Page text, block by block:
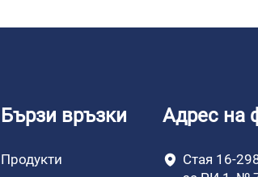
Бързи връзки
Продукти
Адрес на
Стая 16-